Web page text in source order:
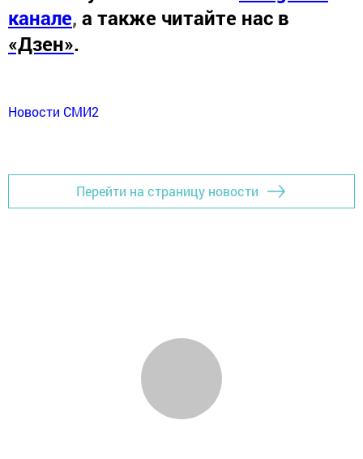
канале, а также читайте нас в
«Дзен».
Новости СМИ2
Перейти на страницу новости